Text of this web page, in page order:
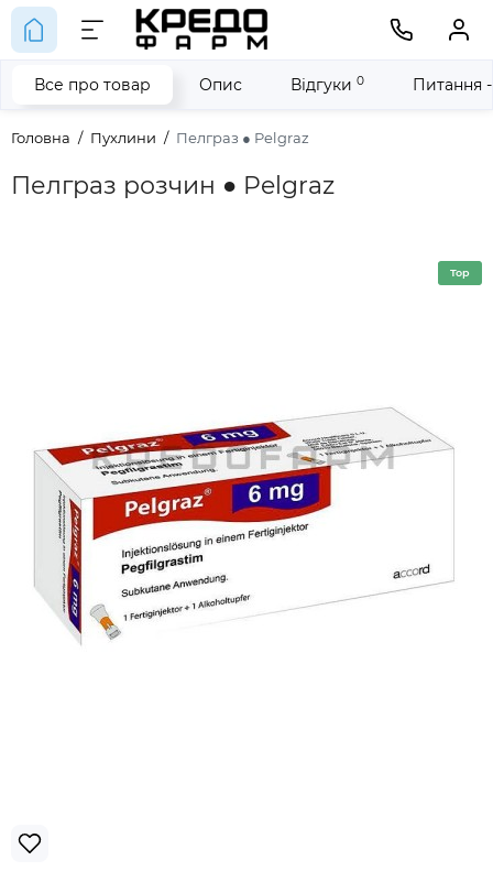
Головна Пухлини Пелграз ● Pelgraz
Пелграз розчин ● Pelgraz
Все про товар Опис Відгуки 0 Питання
Top